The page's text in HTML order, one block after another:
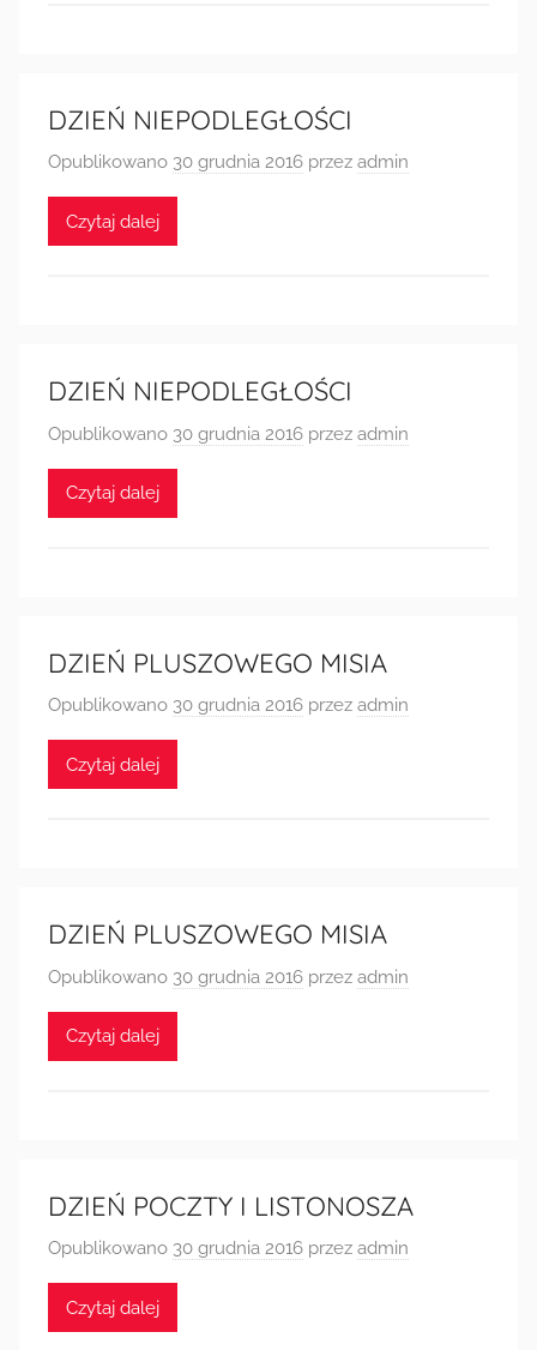
DZIEŃ NIEPODLEGŁOŚCI
Opublikowano 30 grudnia 2016 przez admin
Czytaj dalej
DZIEŃ NIEPODLEGŁOŚCI
Opublikowano 30 grudnia 2016 przez admin
Czytaj dalej
DZIEŃ PLUSZOWEGO MISIA
Opublikowano 30 grudnia 2016 przez admin
Czytaj dalej
DZIEŃ PLUSZOWEGO MISIA
Opublikowano 30 grudnia 2016 przez admin
Czytaj dalej
DZIEŃ POCZTY I LISTONOSZA
Opublikowano 30 grudnia 2016 przez admin
Czytaj dalej